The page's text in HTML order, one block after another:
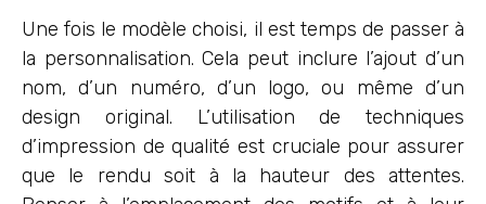
Une fois le modèle choisi, il est temps de passer à
la personnalisation. Cela peut inclure l’ajout d’un
nom, d’un numéro, d’un logo, ou même d’un
design original. L’utilisation de techniques
d’impression de qualité est cruciale pour assurer
que le rendu soit à la hauteur des attentes.